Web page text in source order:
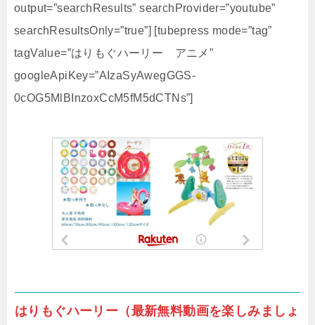
output=”searchResults” searchProvider=”youtube”
searchResultsOnly=”true”] [tubepress mode=”tag”
tagValue=”はりもぐハーリー アニメ”
googleApiKey=”AIzaSyAwegGGS-
0cOG5MlBInzoxCcM5fM5dCTNs”]
はりもぐハーリー（最新無料動画を楽しみましょ